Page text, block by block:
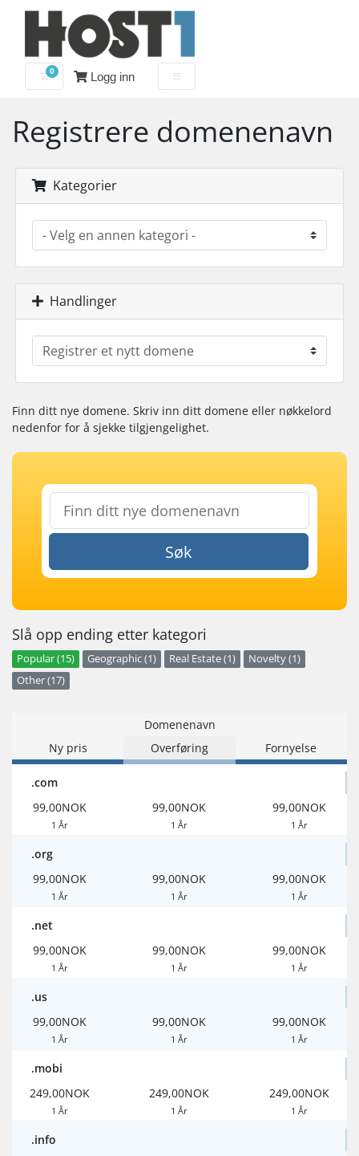
0
HandlevognLogg inn
Registrere domenenavn
Kategorier
Handlinger
Finn ditt nye domene. Skriv inn ditt domene eller nøkkelord
nedenfor for å sjekke tilgjengelighet.
Søk
Slå opp ending etter kategori
Popular (15) Geographic (1) Real Estate (1)
Novelty (1)
Other (17)
Domenenavn
Ny pris
Overføring Fornyelse
.com
99,00NOK
1 År
99,00NOK
1 År
99,00NOK
1 År
.org
99,00NOK
1 År
99,00NOK
1 År
99,00NOK
1 År
.net
99,00NOK
1 År
99,00NOK
1 År
99,00NOK
1 År
.us
99,00NOK
1 År
99,00NOK
1 År
99,00NOK
1 År
.mobi
249,00NOK
1 År
249,00NOK
1 År
249,00NOK
1 År
.info